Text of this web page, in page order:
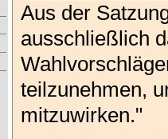
Aus der
ausschließlich
teilzunehmen,
mitzuwirken."